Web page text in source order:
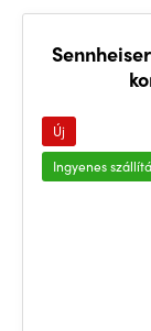
Új
Ingyenes